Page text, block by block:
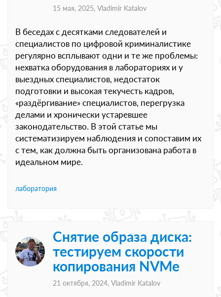
15 мая, 2025, Vladimir Katalov
В беседах с десятками следователей и
специалистов по цифровой криминалистике
регулярно всплывают одни и те же проблемы:
нехватка оборудования в лабораториях и у
выездных специалистов, недостаток
подготовки и высокая текучесть кадров,
«раздёргивание» специалистов, перегрузка
делами и хронически устаревшее
законодательство. В этой статье мы
систематизируем наблюдения и сопоставим их
с тем, как должна быть организована работа в
идеальном мире.
лаборатория
Снятие образа диска:
тестируем скорости
копирования NVMe
21 октября, 2024, Vladimir Katalov